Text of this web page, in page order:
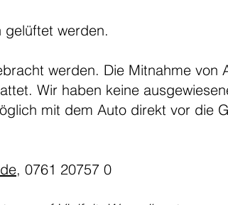
werden.
werden. Die Mitnahme von
Wir haben keine
mit dem Auto direkt vor die
, 0761 20757 0